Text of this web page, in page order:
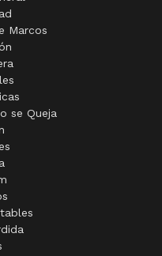
Marcos
se Queja